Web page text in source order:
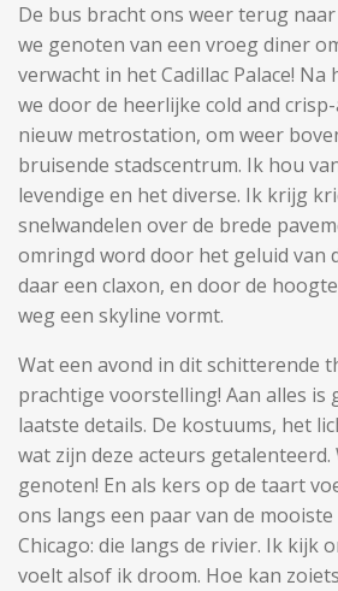
De bus bracht ons weer terug
we genoten van een vroeg diner
verwacht in het Cadillac Palace! Na
we door de heerlijke cold and
nieuw metrostation, om weer
bruisende stadscentrum. Ik hou
levendige en het diverse. Ik krijg
snelwandelen over de brede
omringd word door het geluid van
daar een claxon, en door de
weg een skyline vormt.
Wat een avond in dit schitterende
prachtige voorstelling! Aan alles is
laatste details. De kostuums, het
wat zijn deze acteurs getalenteerd.
genoten! En als kers op de taart
ons langs een paar van de
Chicago: die langs de rivier. Ik kijk
voelt alsof ik droom. Hoe kan